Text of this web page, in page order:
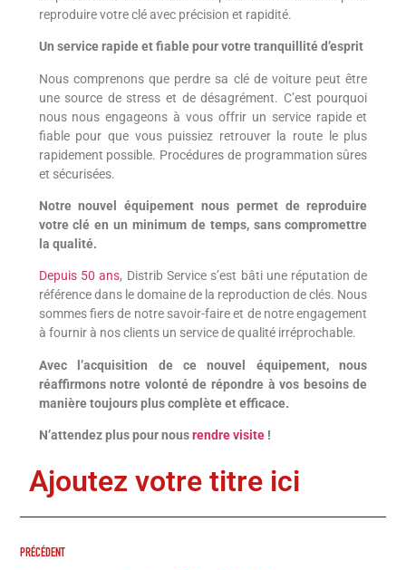
reproduire votre clé avec précision et rapidité.
Un service rapide et fiable pour votre tranquillité d’esprit
Nous comprenons que perdre sa clé de voiture peut être
une source de stress et de désagrément. C’est pourquoi
nous nous engageons à vous offrir un service rapide et
fiable pour que vous puissiez retrouver la route le plus
rapidement possible. Procédures de programmation sûres
et sécurisées.
Notre nouvel équipement nous permet de reproduire
votre clé en un minimum de temps, sans compromettre
la qualité.
Depuis 50 ans, Distrib Service s’est bâti une réputation de
référence dans le domaine de la reproduction de clés. Nous
sommes fiers de notre savoir-faire et de notre engagement
à fournir à nos clients un service de qualité irréprochable.
Avec l’acquisition de ce nouvel équipement, nous
réaffirmons notre volonté de répondre à vos besoins de
manière toujours plus complète et efficace.
N’attendez plus pour nousrendre visite!
Ajoutez votre titre ici
PRÉCÉDENT